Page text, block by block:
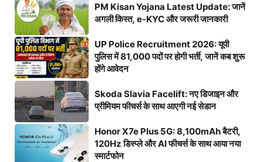
PM Kisan Yojana Latest Update: जानें
अगली किस्त, e-KYC और जरूरी जानकारी
UP Police Recruitment 2026: यूपी
पुलिस में 81,000 पदों पर होगी भर्ती, जानें कब शुरू
होंगे आवेदन
Skoda Slavia Facelift: नए डिजाइन और
प्रीमियम फीचर्स के साथ आएगी नई सेडान
Honor X7e Plus 5G: 8,100mAh बैटरी,
120Hz डिस्प्ले और AI फीचर्स के साथ आया नया
स्मार्टफोन